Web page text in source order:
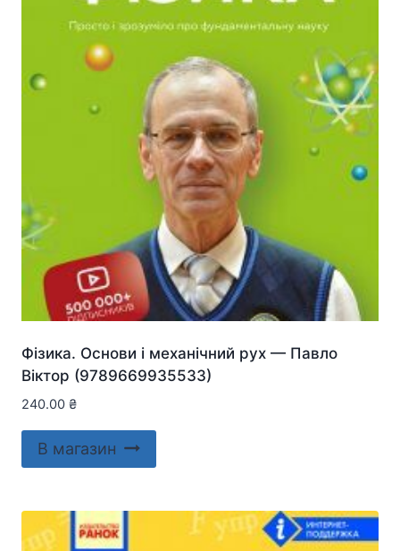
Фізика. Основи і механічний рух — Павло
Віктор (9789669935533)
240.00 ₴
В магазин